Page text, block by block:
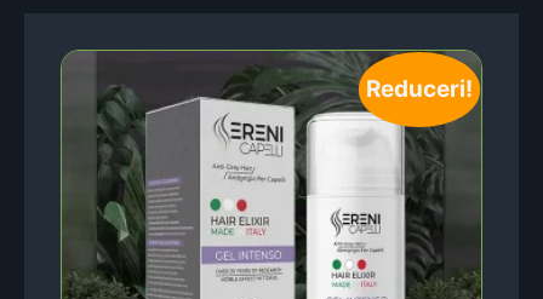
Reduceri!